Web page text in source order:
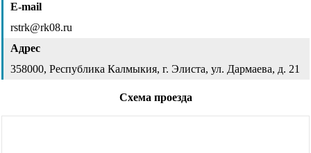
E-mail
rstrk@rk08.ru
Адрес
358000, Республика Калмыкия, г. Элиста, ул. Дармаева, д. 21
Схема проезда